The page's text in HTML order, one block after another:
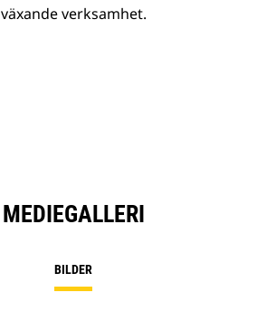
växande verksamhet.
MEDIEGALLERI
BILDER